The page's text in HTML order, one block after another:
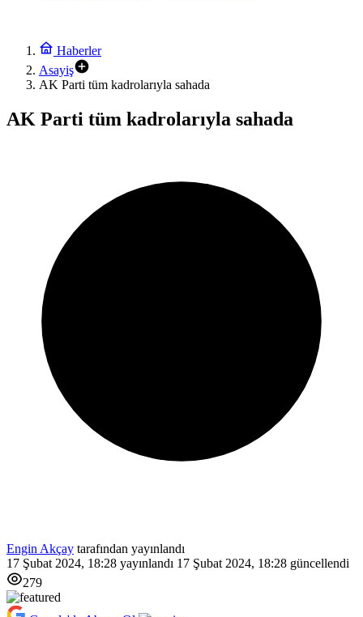
Haberler
Asayiş
AK Parti tüm kadrolarıyla sahada
AK Parti tüm kadrolarıyla sahada
Engin Akçay tarafından yayınlandı
17 Şubat 2024, 18:28 yayınlandı 17 Şubat 2024, 18:28 güncellendi
279